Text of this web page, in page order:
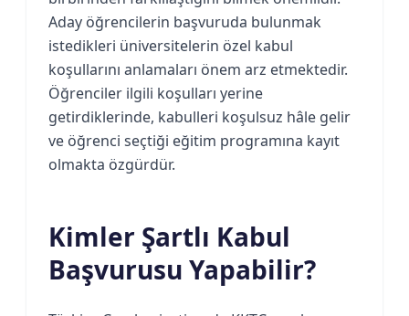
Aday öğrencilerin başvuruda bulunmak
istedikleri üniversitelerin özel kabul
koşullarını anlamaları önem arz etmektedir.
Öğrenciler ilgili koşulları yerine
getirdiklerinde, kabulleri koşulsuz hâle gelir
ve öğrenci seçtiği eğitim programına kayıt
olmakta özgürdür.
Kimler Şartlı Kabul
Başvurusu Yapabilir?